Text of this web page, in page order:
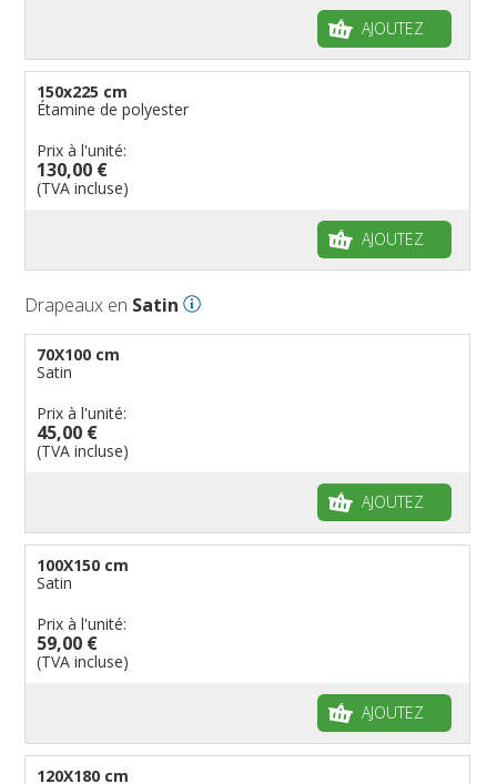
AJOUTEZ
150x225 cm
Étamine de polyester
Prix à l'unité:
130,00 €
(TVA incluse)
AJOUTEZ
Drapeaux en Satin
70X100 cm
Satin
Prix à l'unité:
45,00 €
(TVA incluse)
AJOUTEZ
100X150 cm
Satin
Prix à l'unité:
59,00 €
(TVA incluse)
AJOUTEZ
120X180 cm